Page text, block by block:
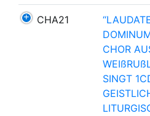
CHA21
CHOR
SINGT